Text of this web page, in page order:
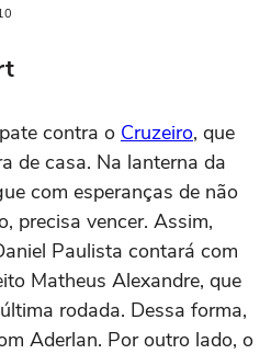
contra o Cruzeiro, que
de casa. Na lanterna da
com esperanças de não
precisa vencer. Assim,
Paulista contará com
Matheus Alexandre, que
rodada. Dessa forma,
Aderlan. Por outro lado, o